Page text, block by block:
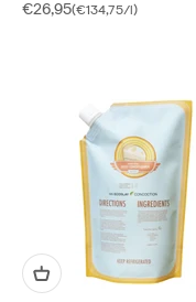
Angebot
€26,95(€134,75/l)